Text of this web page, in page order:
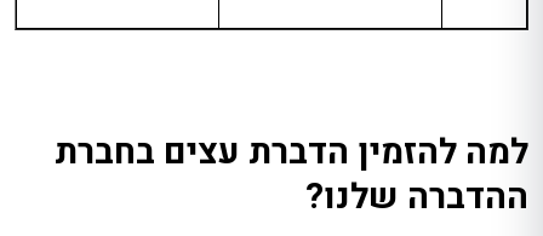
למה להזמין הדברת עצים בחברת
ההדברה שלנו?